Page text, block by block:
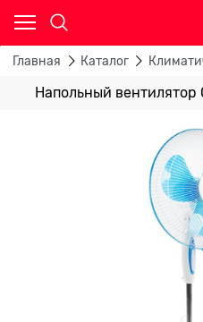
Главная Каталог
Напольный вентилятор